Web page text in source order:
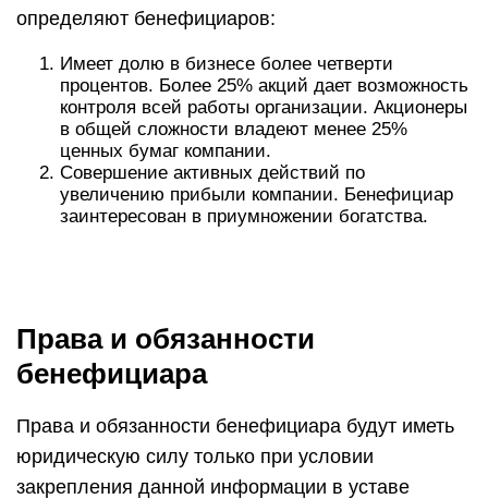
определяют бенефициаров:
Имеет долю в бизнесе более четверти
процентов. Более 25% акций дает возможность
контроля всей работы организации. Акционеры
в общей сложности владеют менее 25%
ценных бумаг компании.
Совершение активных действий по
увеличению прибыли компании. Бенефициар
заинтересован в приумножении богатства.
Права и обязанности
бенефициара
Права и обязанности бенефициара будут иметь
юридическую силу только при условии
закрепления данной информации в уставе